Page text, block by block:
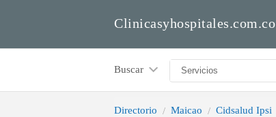
Clinicasyhospitales.com.co
Buscar
Directorio Maicao Cidsalud Ipsi